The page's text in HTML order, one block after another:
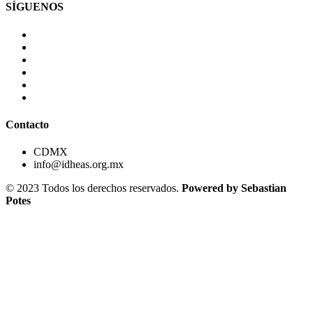
SÍGUENOS
Contacto
CDMX
info@idheas.org.mx
© 2023 Todos los derechos reservados. Powered by Sebastian
Potes